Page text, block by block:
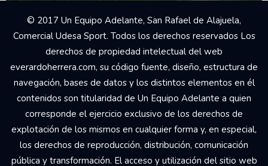
© 2017 Un Equipo Adelante, San Rafael de Alajuela,
Comercial Udesa Sport. Todos los derechos reservados Los
derechos de propiedad intelectual del web
everardoherrera.com, su código fuente, diseño, estructura de
navegación, bases de datos y los distintos elementos en él
contenidos son titularidad de Un Equipo Adelante a quien
corresponde el ejercicio exclusivo de los derechos de
explotación de los mismos en cualquier forma y, en especial,
los derechos de reproducción, distribución, comunicación
pública y transformación. El acceso y utilización del sitio web